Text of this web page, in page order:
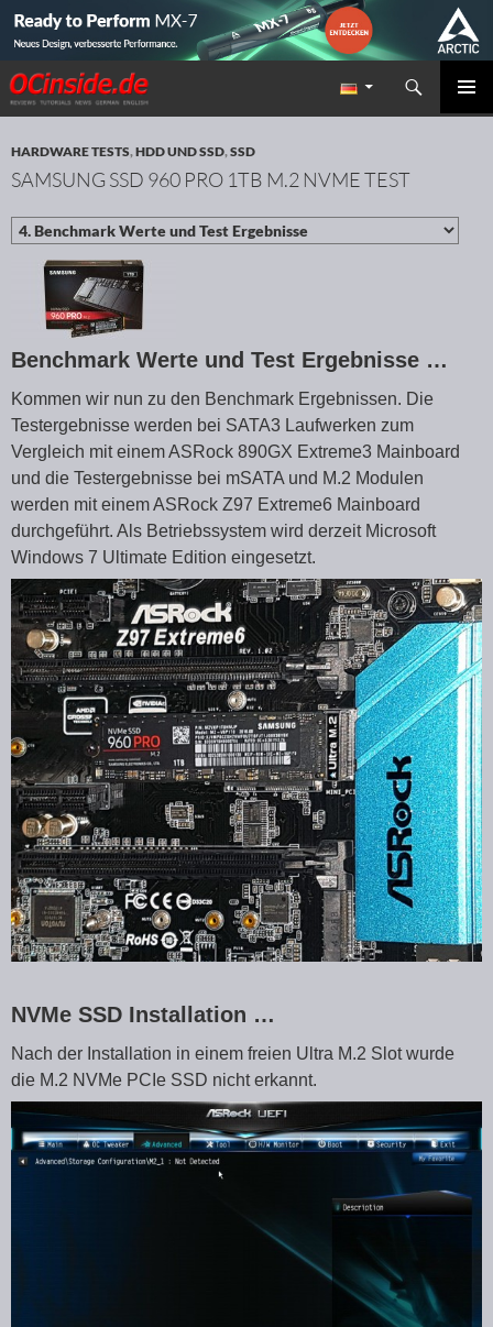
Redaktion ocinside.de PC Hardware Portal
Suchen
ZUM INHALT SPRINGEN
HARDWARE TESTS,HDD UND SSD,SSD
SAMSUNG SSD 960 PRO 1TB M.2 NVME TEST
Benchmark Werte und Test Ergebnisse …
Kommen wir nun zu den Benchmark Ergebnissen. Die
Testergebnisse werden bei SATA3 Laufwerken zum
Vergleich mit einem ASRock 890GX Extreme3 Mainboard
und die Testergebnisse bei mSATA und M.2 Modulen
werden mit einem ASRock Z97 Extreme6 Mainboard
durchgeführt. Als Betriebssystem wird derzeit Microsoft
Windows 7 Ultimate Edition eingesetzt.
NVMe SSD Installation …
Nach der Installation in einem freien Ultra M.2 Slot wurde
die M.2 NVMe PCIe SSD nicht erkannt.